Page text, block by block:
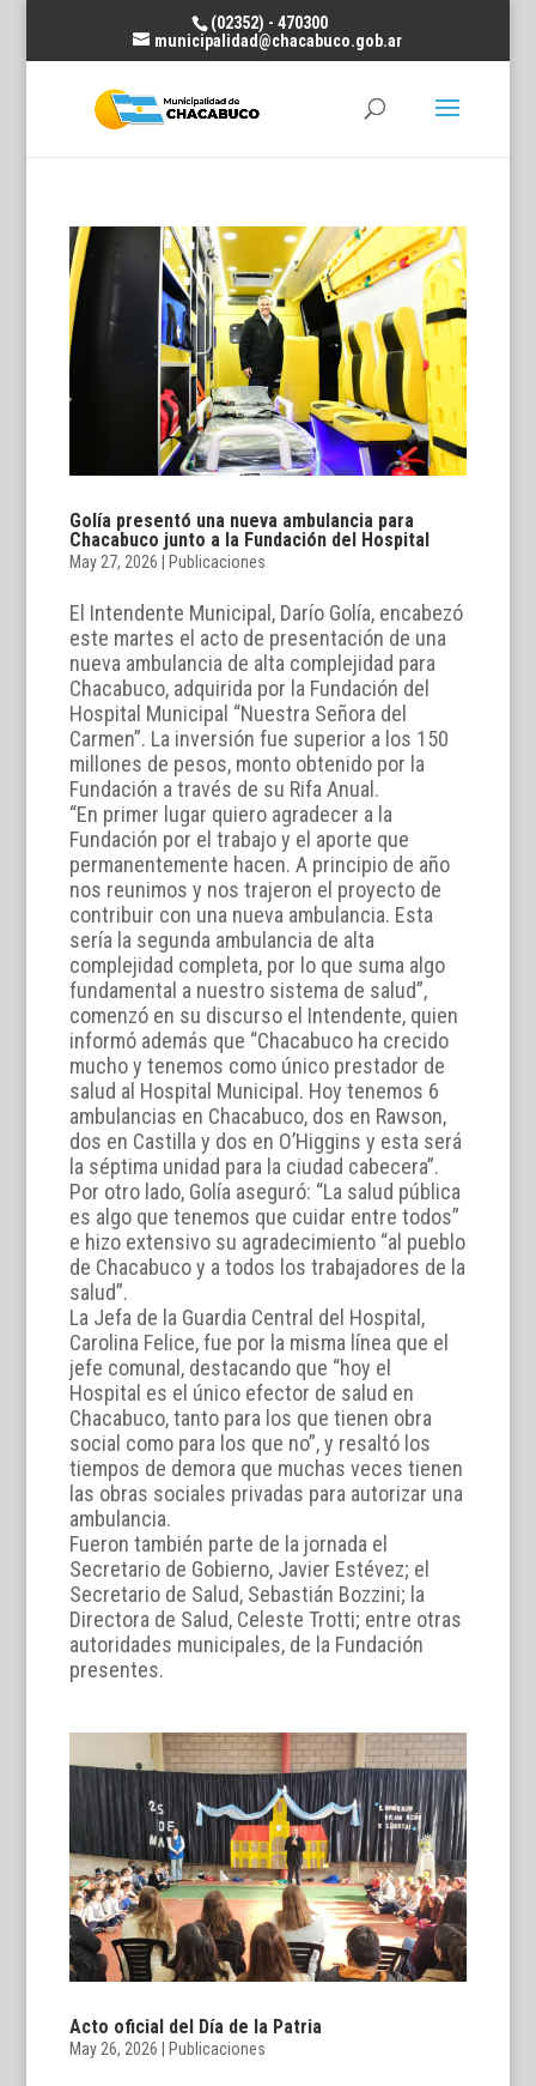
(02352) - 470300
municipalidad@chacabuco.gob.ar
Golía presentó una nueva ambulancia para
Chacabuco junto a la Fundación del Hospital
May 27, 2026 Publicaciones
El Intendente Municipal, Darío Golía, encabezó
este martes el acto de presentación de una
nueva ambulancia de alta complejidad para
Chacabuco, adquirida por la Fundación del
Hospital Municipal “Nuestra Señora del
Carmen”. La inversión fue superior a los 150
millones de pesos, monto obtenido por la
Fundación a través de su Rifa Anual.
“En primer lugar quiero agradecer a la
Fundación por el trabajo y el aporte que
permanentemente hacen. A principio de año
nos reunimos y nos trajeron el proyecto de
contribuir con una nueva ambulancia. Esta
sería la segunda ambulancia de alta
complejidad completa, por lo que suma algo
fundamental a nuestro sistema de salud”,
comenzó en su discurso el Intendente, quien
informó además que “Chacabuco ha crecido
mucho y tenemos como único prestador de
salud al Hospital Municipal. Hoy tenemos 6
ambulancias en Chacabuco, dos en Rawson,
dos en Castilla y dos en O’Higgins y esta será
la séptima unidad para la ciudad cabecera”.
Por otro lado, Golía aseguró: “La salud pública
es algo que tenemos que cuidar entre todos”
e hizo extensivo su agradecimiento “al pueblo
de Chacabuco y a todos los trabajadores de la
salud”.
La Jefa de la Guardia Central del Hospital,
Carolina Felice, fue por la misma línea que el
jefe comunal, destacando que “hoy el
Hospital es el único efector de salud en
Chacabuco, tanto para los que tienen obra
social como para los que no”, y resaltó los
tiempos de demora que muchas veces tienen
las obras sociales privadas para autorizar una
ambulancia.
Fueron también parte de la jornada el
Secretario de Gobierno, Javier Estévez; el
Secretario de Salud, Sebastián Bozzini; la
Directora de Salud, Celeste Trotti; entre otras
autoridades municipales, de la Fundación
presentes.
Acto oficial del Día de la Patria
May 26, 2026 Publicaciones